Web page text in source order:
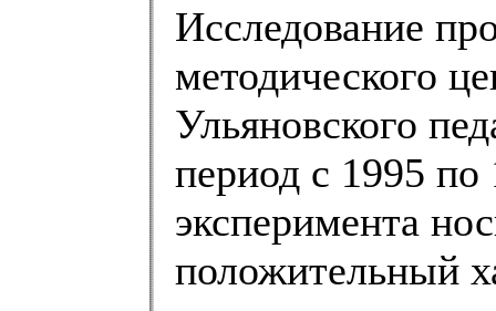
Исследование
методического
Ульяновского
период с 1995 по
эксперимента
положительный